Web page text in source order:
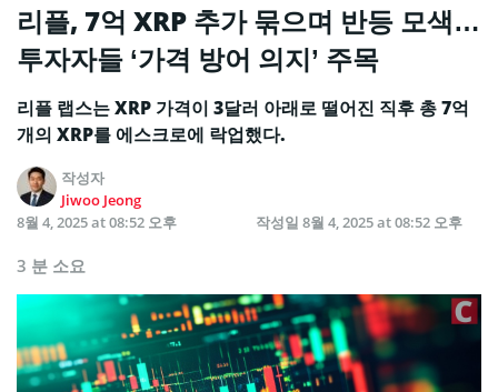
리플, 7억 XRP 추가 묶으며 반등 모색…
투자자들 ‘가격 방어 의지’ 주목
리플 랩스는 XRP 가격이 3달러 아래로 떨어진 직후 총 7억
개의 XRP를 에스크로에 락업했다.
작성자
Jiwoo Jeong
8월 4, 2025 at 08:52 오후
작성일 8월 4, 2025 at 08:52 오후
3 분 소요